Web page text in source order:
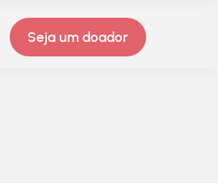
Seja um doador